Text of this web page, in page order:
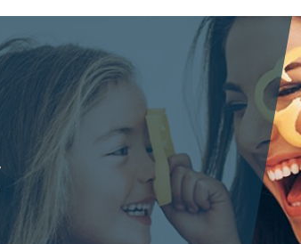
Hopfen
MEHR